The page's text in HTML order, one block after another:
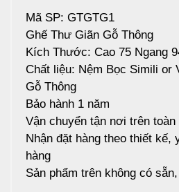
Mã SP: GTGTG1
Ghế Thư Giãn Gỗ Thông
Kích Thước: Cao 75 Ngang
Chất liệu: Nệm Bọc Simili or
Gỗ Thông
Bảo hành 1 năm
Vận chuyển tận nơi trên toàn
Nhận đặt hàng theo thiết kế,
hàng
Sản phẩm trên không có